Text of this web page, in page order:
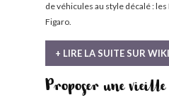
de véhicules au style décalé : les
Figaro.
+ LIRE LA SUITE SUR
Proposer une vieille